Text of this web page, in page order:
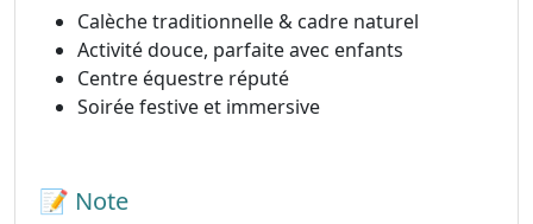
Calèche traditionnelle & cadre naturel
Activité douce, parfaite avec enfants
Centre équestre réputé
Soirée festive et immersive
📝 Note